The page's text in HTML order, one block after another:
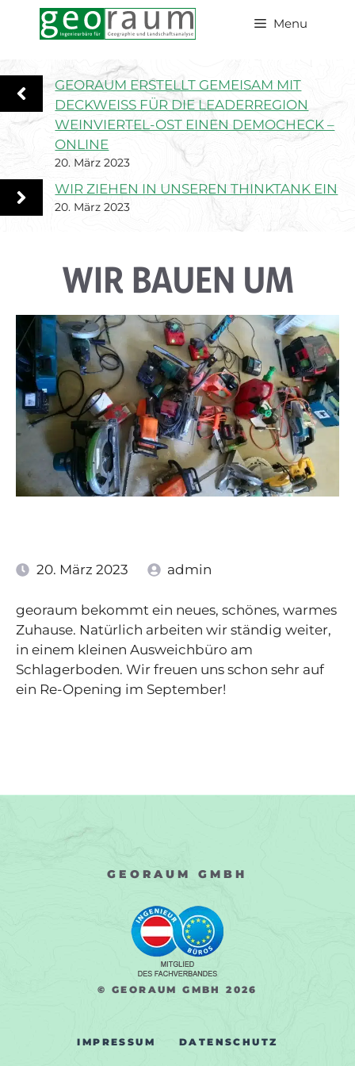
Menu
GEORAUM ERSTELLT GEMEISAM MIT
DECKWEISS FÜR DIE LEADERREGION
WEINVIERTEL-OST EINEN DEMOCHECK –
ONLINE
20. März 2023
WIR ZIEHEN IN UNSEREN THINKTANK EIN
20. März 2023
WIR BAUEN UM
20. März 2023 admin
georaum bekommt ein neues, schönes, warmes
Zuhause. Natürlich arbeiten wir ständig weiter,
in einem kleinen Ausweichbüro am
Schlagerboden. Wir freuen uns schon sehr auf
ein Re-Opening im September!
GEORAUM GMBH
© GEORAUM GMBH2026
IMPRESSUM DATENSCHUTZ